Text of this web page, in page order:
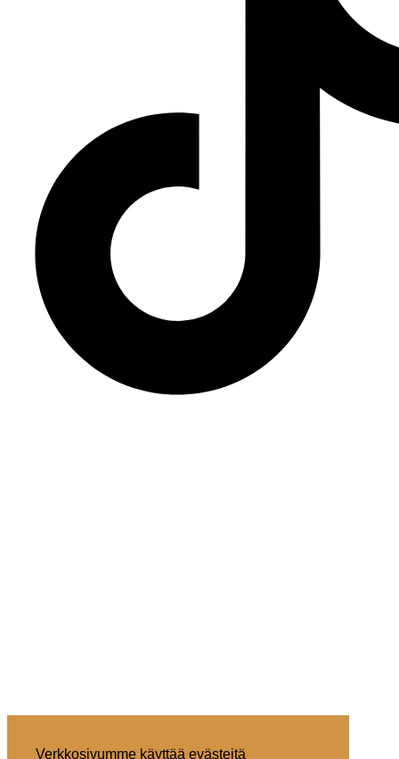
Verkkosivumme käyttää evästeitä